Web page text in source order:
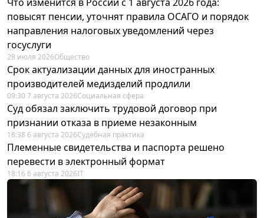
Что изменится в России с 1 августа 2026 года:
повысят пенсии, уточнят правила ОСАГО и порядок
направления налоговых уведомлений через
госуслуги
28 июля 2026Общество
Срок актуализации данных для иностранных
производителей медизделий продлили
09:30 7 августа 2026Социальная сфера
Суд обязал заключить трудовой договор при
признании отказа в приеме незаконным
18:38 6 августа 2026Судебная практика
Племенные свидетельства и паспорта решено
перевести в электронный формат
18:16 6 августа 2026IT